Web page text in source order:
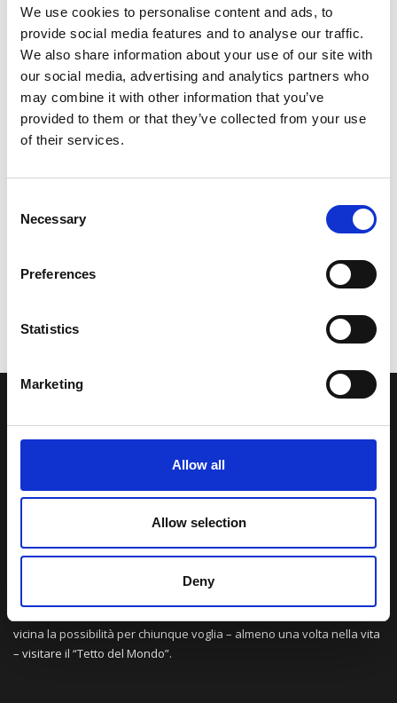
We use cookies to personalise content and ads, to
provide social media features and to analyse our traffic.
We also share information about your use of our site with
our social media, advertising and analytics partners who
may combine it with other information that you’ve
provided to them or that they’ve collected from your use
of their services.
Selection
Necessary
Preferences
Statistics
Marketing
Allow all
Allow selection
Deny
Una comunità di appassionati della cultura tibetana che hanno
avuto modo di viaggiare e conoscere questa meravigliosa regione.
paesaggi e la sua gente è capace di riempire il cuore.
vicina la possibilità per chiunque voglia – almeno una volta nella vita
– visitare il “Tetto del Mondo”.